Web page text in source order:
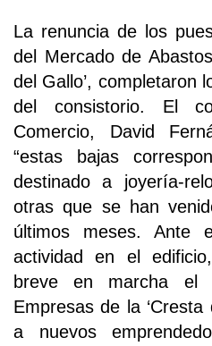
La renuncia de los
del Mercado de
del Gallo’, completaron
del consistorio. El
Comercio, David
“estas bajas
destinado a joyería-
otras que se han
últimos meses. Ante
actividad en el
breve en marcha el
Empresas de la ‘Cresta
a nuevos